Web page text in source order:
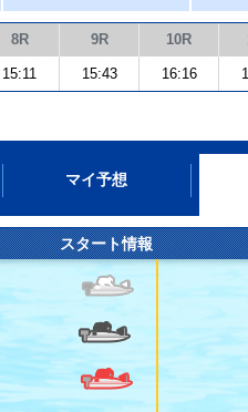
8R 9R 10R
15:11 15:43 16:16
マイ予想
スタート情報